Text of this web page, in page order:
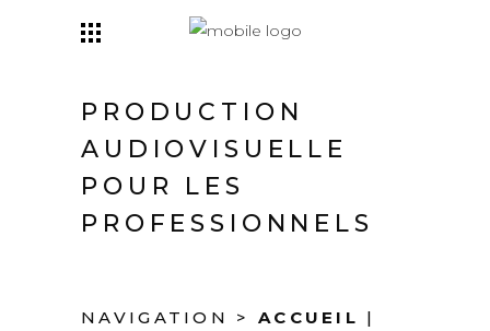
PRODUCTION
AUDIOVISUELLE
POUR LES
PROFESSIONNELS
NAVIGATION > ACCUEIL |